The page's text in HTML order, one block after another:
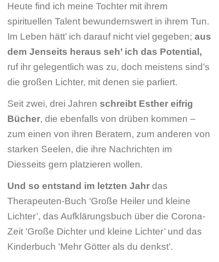
Heute find ich meine Tochter mit ihrem
spirituellen Talent bewundernswert in ihrem Tun.
Im Leben hätt’ ich darauf nicht viel gegeben; aus
dem Jenseits heraus seh’ ich das Potential,
ruf ihr gelegentlich was zu, doch meistens sind’s
die großen Lichter, mit denen sie parliert.
Seit zwei, drei Jahren schreibt Esther eifrig
Bücher, die ebenfalls von drüben kommen –
zum einen von ihren Beratern, zum anderen von
starken Seelen, die ihre Nachrichten im
Diesseits gern platzieren wollen.
Und so entstand im letzten Jahr das
Therapeuten-Buch ‘Große Heiler und kleine
Lichter’, das Aufklärungsbuch über die Corona-
Zeit ‘Große Dichter und kleine Lichter’ und das
Kinderbuch ‘Mehr Götter als du denkst’.